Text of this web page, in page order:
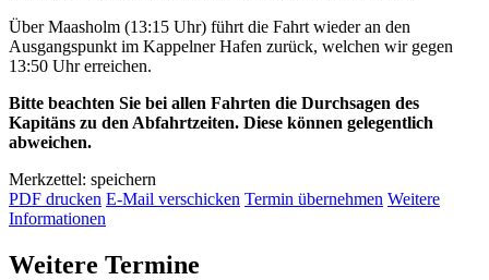
Über Maasholm (13:15 Uhr) führt die Fahrt wieder an den
Ausgangspunkt im Kappelner Hafen zurück, welchen wir gegen
13:50 Uhr erreichen.
Bitte beachten Sie bei allen Fahrten die Durchsagen des
Kapitäns zu den Abfahrtzeiten. Diese können gelegentlich
abweichen.
Merkzettel: speichern
PDF drucken E-Mail verschicken Termin übernehmen Weitere
Informationen
Weitere Termine